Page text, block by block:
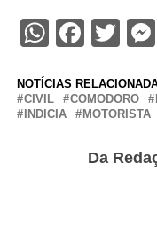
NOTÍCIAS
CIVIL
COMODORO
INDICIA
MOTORISTA
Da